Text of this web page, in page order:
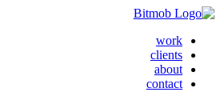
work
clients
about
contact